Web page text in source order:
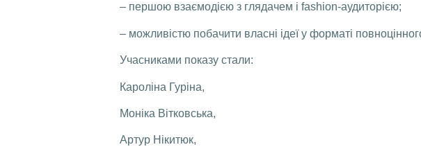
– першою взаємодією з глядачем і fashion-аудиторією;
– можливістю побачити власні ідеї у форматі
Учасниками показу стали:
Кароліна Гуріна,
Моніка Вітковська,
Артур Нікитюк,